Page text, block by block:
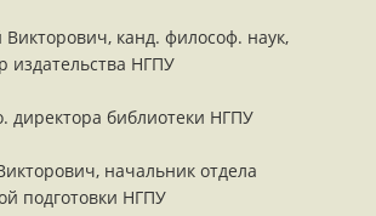
канд. философ. наук,
издательства НГПУ
директора библиотеки НГПУ
начальник отдела
подготовки НГПУ